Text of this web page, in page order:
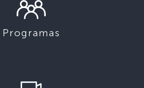
Programas